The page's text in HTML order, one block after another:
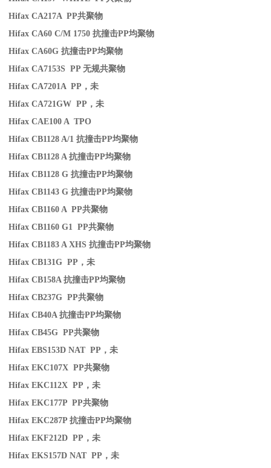
Hifax CA217A PP共聚物
Hifax CA60 C/M 1750抗撞击PP均聚物
Hifax CA60G抗撞击PP均聚物
Hifax CA7153S PP无规共聚物
Hifax CA7201A PP ，未
Hifax CA721GW PP ，未
Hifax CAE100 A TPO
Hifax CB1128 A/1抗撞击PP均聚物
Hifax CB1128 A抗撞击PP均聚物
Hifax CB1128 G抗撞击PP均聚物
Hifax CB1143 G抗撞击PP均聚物
Hifax CB1160 A PP共聚物
Hifax CB1160 G1 PP共聚物
Hifax CB1183 A XHS抗撞击PP均聚物
Hifax CB131G PP ，未
Hifax CB158A抗撞击PP均聚物
Hifax CB237G PP共聚物
Hifax CB40A抗撞击PP均聚物
Hifax CB45G PP共聚物
Hifax EBS153D NAT PP ，未
Hifax EKC107X PP共聚物
Hifax EKC112X PP ，未
Hifax EKC177P PP共聚物
Hifax EKC287P抗撞击PP均聚物
Hifax EKF212D PP ，未
Hifax EKS157D NAT PP ，未